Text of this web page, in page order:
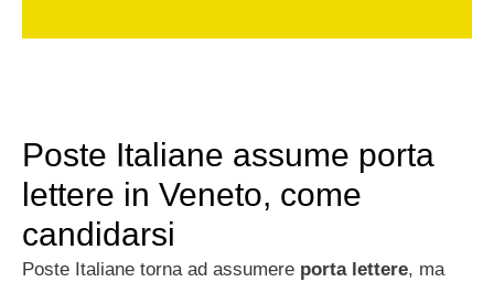
Poste Italiane assume porta
lettere in Veneto, come
candidarsi
Poste Italiane torna ad assumere porta lettere, ma